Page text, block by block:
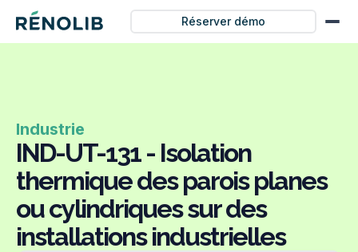
Réserver démo
Industrie
IND-UT-131 - Isolation
thermique des parois planes
ou cylindriques sur des
installations industrielles